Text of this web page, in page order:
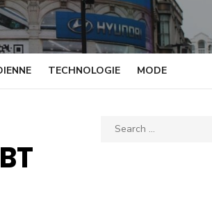
TECHNOLOGIE MODE
Search